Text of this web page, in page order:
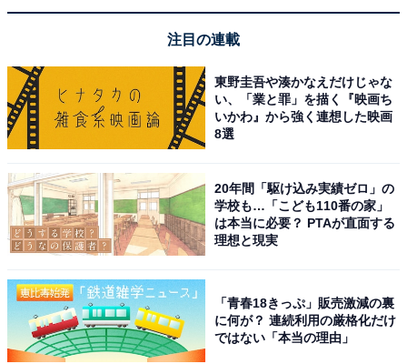
注目の連載
東野圭吾や湊かなえだけじゃな
い、「業と罪」を描く『映画ち
いかわ』から強く連想した映画
8選
20年間「駆け込み実績ゼロ」の
学校も…「こども110番の家」
は本当に必要？ PTAが直面する
理想と現実
「青春18きっぷ」販売激減の裏
に何が？ 連続利用の厳格化だけ
ではない「本当の理由」